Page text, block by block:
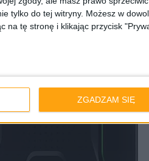
tylko do tej witryny. Możesz w
na tę stronę i klikając przycisk
ZGADZAM SIĘ